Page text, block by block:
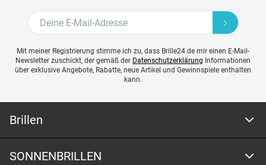
Mit meiner Registrierung stimme ich zu, dass Brille24.de mir einen E-Mail-
Newsletter zuschickt, der gemäß der Datenschutzerklärung Informationen
über exklusive Angebote, Rabatte, neue Artikel und Gewinnspiele enthalten
kann.
Brillen
SONNENBRILLEN